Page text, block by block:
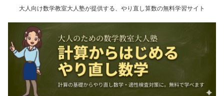
大人向け数学教室大人塾が提供する、やり直し算数の無料学習サイト